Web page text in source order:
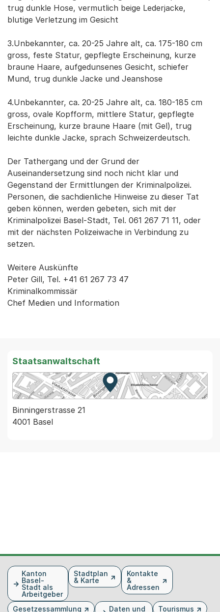
trug dunkle Hose, vermutlich beige Lederjacke,
blutige Verletzung im Gesicht
3.Unbekannter, ca. 20-25 Jahre alt, ca. 175-180 cm
gross, feste Statur, gepflegte Erscheinung, kurze
braune Haare, aufgedunsenes Gesicht, schiefer
Mund, trug dunkle Jacke und Jeanshose
4.Unbekannter, ca. 20-25 Jahre alt, ca. 180-185 cm
gross, ovale Kopfform, mittlere Statur, gepflegte
Erscheinung, kurze braune Haare (mit Gel), trug
leichte dunkle Jacke, sprach Schweizerdeutsch.
Der Tathergang und der Grund der
Auseinandersetzung sind noch nicht klar und
Gegenstand der Ermittlungen der Kriminalpolizei.
Personen, die sachdienliche Hinweise zu dieser Tat
geben können, werden gebeten, sich mit der
Kriminalpolizei Basel-Stadt, Tel. 061 267 71 11, oder
mit der nächsten Polizeiwache in Verbindung zu
setzen.
Weitere Auskünfte
Peter Gill, Tel. +41 61 267 73 47
Kriminalkommissär
Chef Medien und Information
Staatsanwaltschaft
Zur Karte von MapBS.
Externer Link, wird in einem
Binningerstrasse 21
4001 Basel
FusszeileKanton
Basel-
Stadt als
Arbeitgeber
Stadtplan
& Karte
Kontakte
&
Adressen
Gesetzessammlung
Daten und
Tourismus